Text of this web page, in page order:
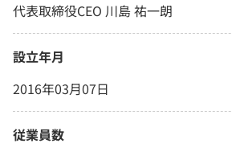
代表取締役CEO 川島 祐一朗
設立年月
2016年03月07日
従業員数